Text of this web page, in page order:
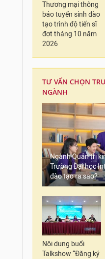
Thương mại thông
báo tuyển sinh đào
tạo trình độ tiến sĩ
đợt tháng 10 năm
2026
TƯ VẤN CHỌN
NGÀNH
Ngành Quản trị
Trường Đại học
đào tạo ra sao?
Nội dung buổi
Talkshow “Đăng ký